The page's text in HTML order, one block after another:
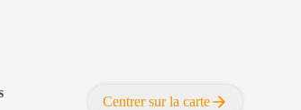
Centrer sur la carte